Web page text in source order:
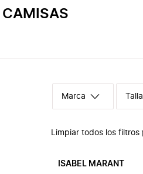
CAMISAS
Marca Talla
Limpiar todos los filtros
ISABEL MARANT